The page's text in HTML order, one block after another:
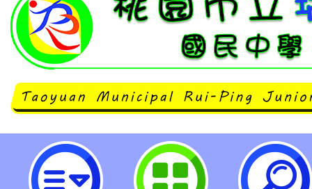
公告本校「114學年度身心障礙特
案」特教學生助理人員服務第1~5